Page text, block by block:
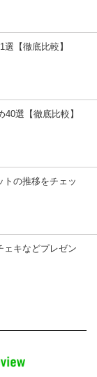
【徹底比較】
選【徹底比較】
トの推移をチェッ
ェキなどプレゼン